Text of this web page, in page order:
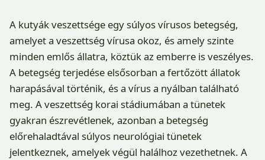
A kutyák veszettsége egy súlyos vírusos betegség,
amelyet a veszettség vírusa okoz, és amely szinte
minden emlős állatra, köztük az emberre is veszélyes.
A betegség terjedése elsősorban a fertőzött állatok
harapásával történik, és a vírus a nyálban található
meg. A veszettség korai stádiumában a tünetek
gyakran észrevétlenek, azonban a betegség
előrehaladtával súlyos neurológiai tünetek
jelentkeznek, amelyek végül halálhoz vezethetnek. A